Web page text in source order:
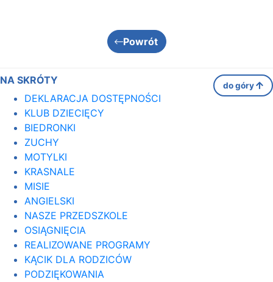
Powrót
NA SKRÓTY do góry
DEKLARACJA DOSTĘPNOŚCI
KLUB DZIECIĘCY
BIEDRONKI
ZUCHY
MOTYLKI
KRASNALE
MISIE
ANGIELSKI
NASZE PRZEDSZKOLE
OSIĄGNIĘCIA
REALIZOWANE PROGRAMY
KĄCIK DLA RODZICÓW
PODZIĘKOWANIA